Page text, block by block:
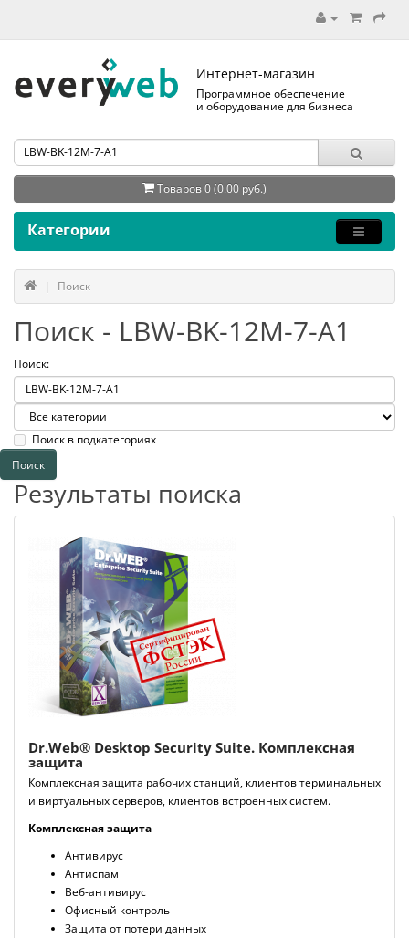
Интернет-магазин
Программное обеспечение
и оборудование для бизнеса
Товаров 0 (0.00 руб.)
Категории
Поиск
Поиск - LBW-BK-12M-7-A1
Поиск:
Поиск в подкатегориях
Результаты поиска
Dr.Web® Desktop Security Suite. Комплексная
защита
Комплексная защита рабочих станций, клиентов терминальных
и виртуальных серверов, клиентов встроенных систем.
Комплексная защита
Антивирус
Антиспам
Веб-антивирус
Офисный контроль
Защита от потери данных